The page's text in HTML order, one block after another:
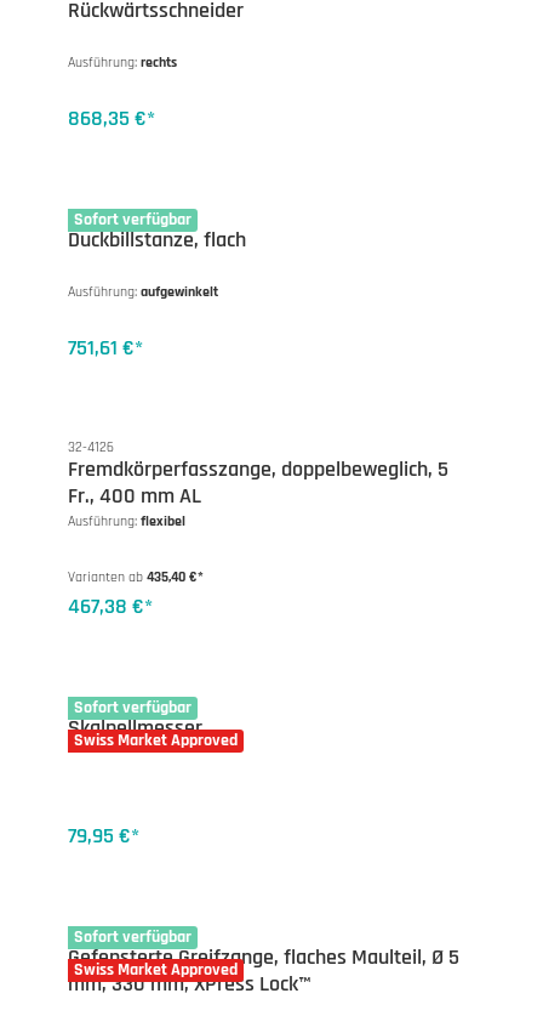
Rückwärtsschneider
Ausführung: rechts
868,35 €*
Sofort verfügbar
17-3041
Duckbillstanze, flach
Ausführung: aufgewinkelt
751,61 €*
32-4126
Fremdkörperfasszange, doppelbeweglich, 5
Fr., 400 mm AL
Ausführung: flexibel
Varianten ab 435,40 €*
467,38 €*
Sofort verfügbar
Swiss Market Approved
17-1820
Skalpellmesser
79,95 €*
Sofort verfügbar
Swiss Market Approved
13-1301XPI
Gefensterte Greifzange, flaches Maulteil, Ø 5
mm, 330 mm, XPress Lock™